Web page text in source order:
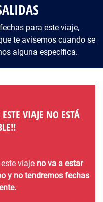
para este viaje,
te avisemos cuando se
alguna específica.
VIAJE NO ESTÁ
viaje no va a estar
y no tendremos fechas